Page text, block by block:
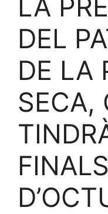
LA
DEL
DE LA
SECA,